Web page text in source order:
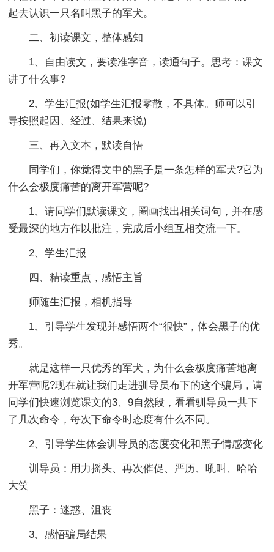
起去认识一只名叫黑子的军犬。
二、初读课文，整体感知
1、自由读文，要读准字音，读通句子。思考：课文
讲了什么事?
2、学生汇报(如学生汇报零散，不具体。师可以引
导按照起因、经过、结果来说)
三、再入文本，默读自悟
同学们，你觉得文中的黑子是一条怎样的军犬?它为
什么会极度痛苦的离开军营呢?
1、请同学们默读课文，圈画找出相关词句，并在感
受最深的地方作以批注，完成后小组互相交流一下。
2、学生汇报
四、精读重点，感悟主旨
师随生汇报，相机指导
1、引导学生发现并感悟两个“很快”，体会黑子的优
秀。
就是这样一只优秀的军犬，为什么会极度痛苦地离
开军营呢?现在就让我们走进驯导员布下的这个骗局，请
同学们快速浏览课文的3、9自然段，看看驯导员一共下
了几次命令，每次下命令时态度有什么不同。
2、引导学生体会训导员的态度变化和黑子情感变化
训导员：用力摇头、再次催促、严历、吼叫、哈哈
大笑
黑子：迷惑、沮丧
3、感悟骗局结果